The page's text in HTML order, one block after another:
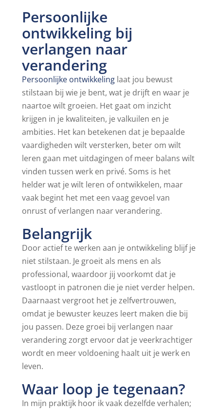
Persoonlijke
ontwikkeling bij
verlangen naar
verandering
Persoonlijke ontwikkelinglaat jou bewust
stilstaan bij wie je bent, wat je drijft en waar je
naartoe wilt groeien. Het gaat om inzicht
krijgen in je kwaliteiten, je valkuilen en je
ambities. Het kan betekenen dat je bepaalde
vaardigheden wilt versterken, beter om wilt
leren gaan met uitdagingen of meer balans wilt
vinden tussen werk en privé. Soms is het
helder wat je wilt leren of ontwikkelen, maar
vaak begint het met een vaag gevoel van
onrust of verlangen naar verandering.
Belangrijk
Door actief te werken aan je ontwikkeling blijf je
niet stilstaan. Je groeit als mens en als
professional, waardoor jij voorkomt dat je
vastloopt in patronen die je niet verder helpen.
Daarnaast vergroot het je zelfvertrouwen,
omdat je bewuster keuzes leert maken die bij
jou passen. Deze groei bij verlangen naar
verandering zorgt ervoor dat je veerkrachtiger
wordt en meer voldoening haalt uit je werk en
leven.
Waar loop je tegenaan?
In mijn praktijk hoor ik vaak dezelfde verhalen;